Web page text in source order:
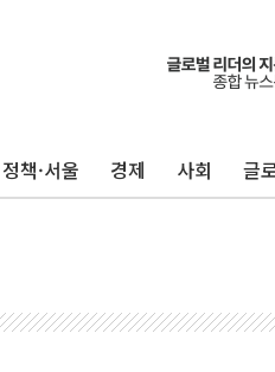
정책·서울 경제 사회 글